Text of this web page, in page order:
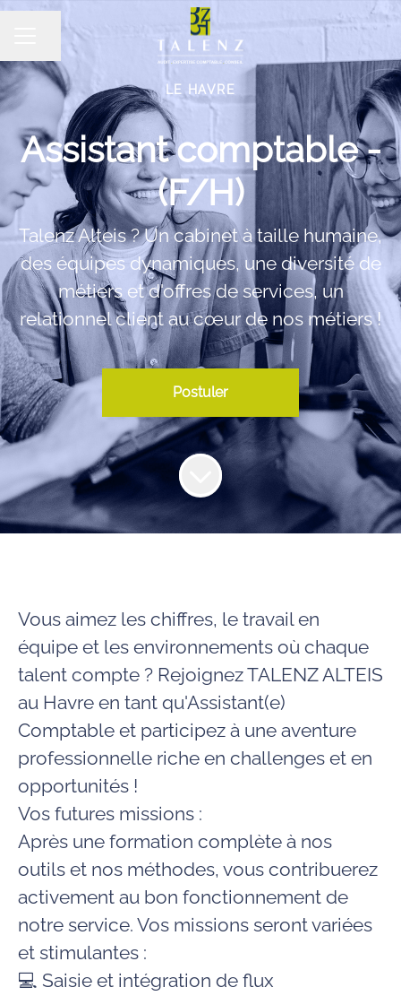
LE HAVRE
Assistant comptable -
(F/H)
Talenz Alteis ? Un cabinet à taille humaine,
des équipes dynamiques, une diversité de
métiers et d'offres de services, un
relationnel client au cœur de nos métiers !
Postuler
Vous aimez les chiffres, le travail en
équipe et les environnements où chaque
talent compte ? Rejoignez TALENZ ALTEIS
au Havre en tant qu'Assistant(e)
Comptable et participez à une aventure
professionnelle riche en challenges et en
opportunités !
Vos futures missions :
Après une formation complète à nos
outils et nos méthodes, vous contribuerez
activement au bon fonctionnement de
notre service. Vos missions seront variées
et stimulantes :
💻 Saisie et intégration de flux